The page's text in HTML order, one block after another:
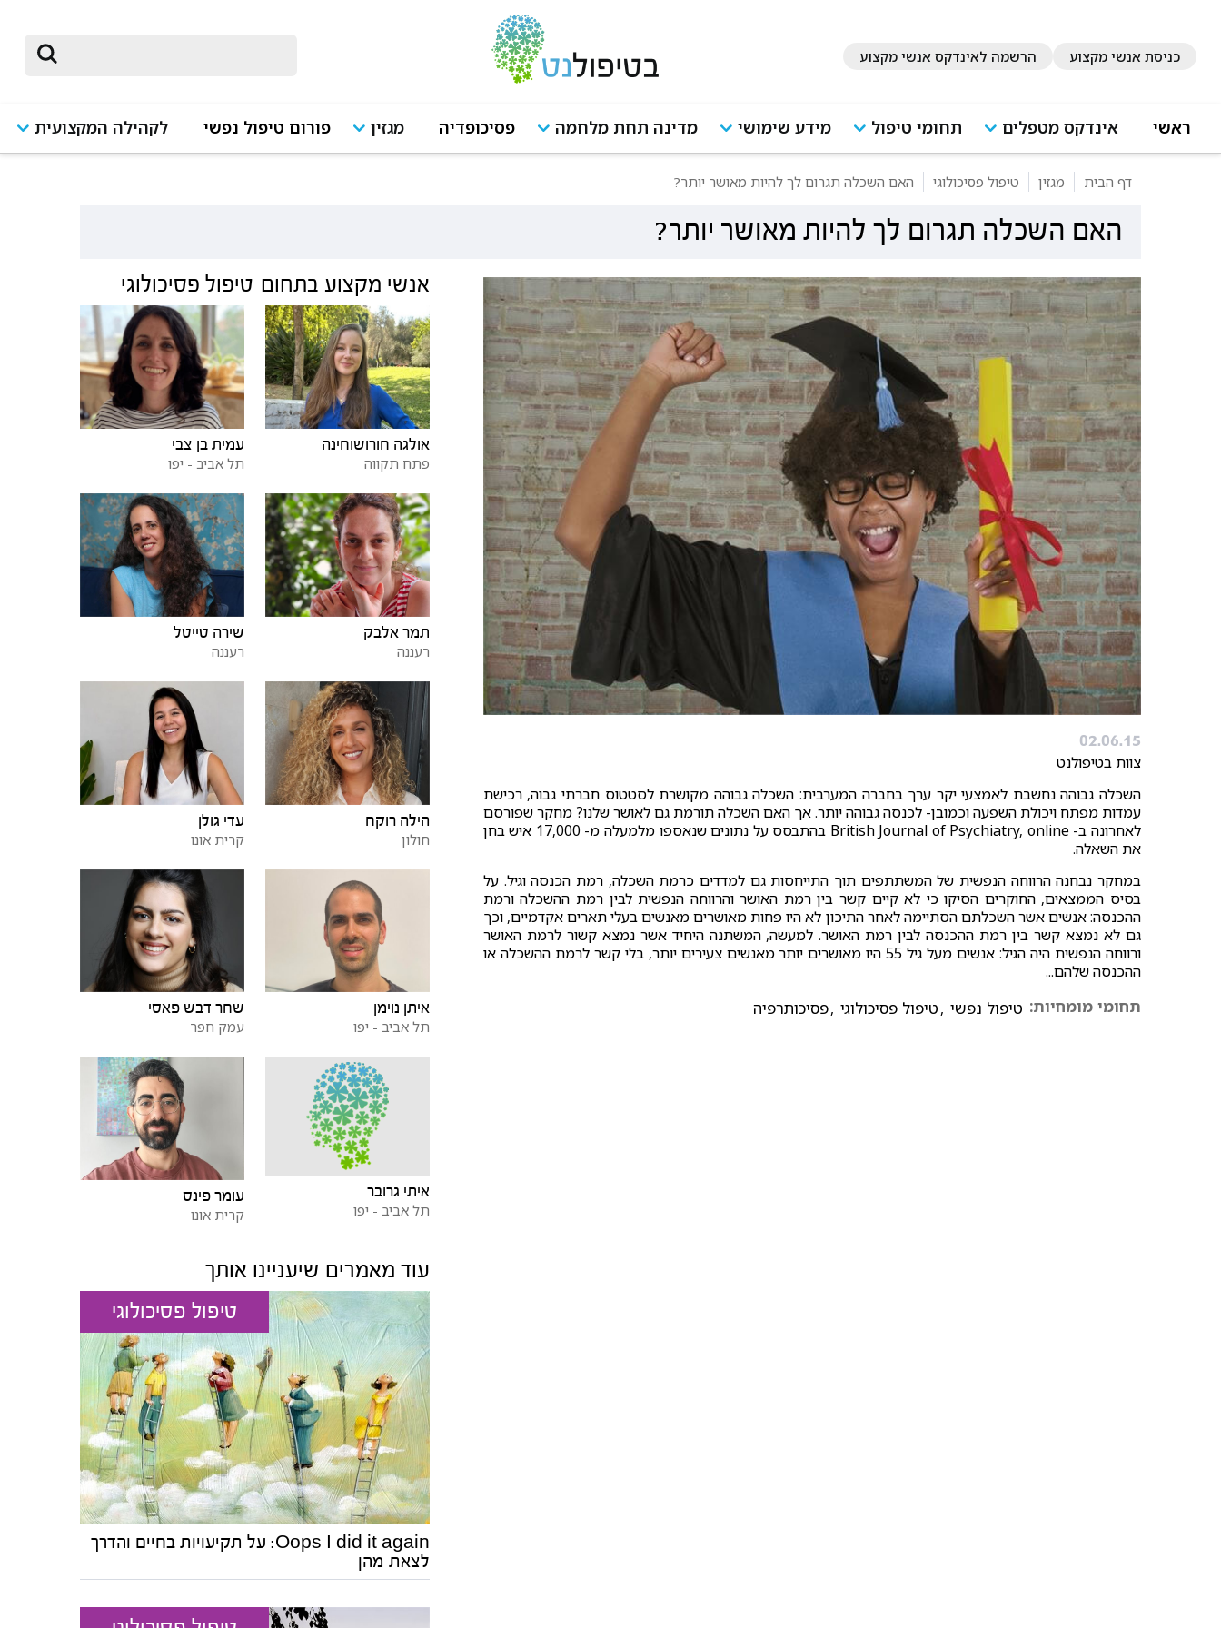
כניסת אנשי מקצוע הרשמה לאינדקס אנשי מקצוע
ראשי אינדקס מטפלים תחומי טיפול מידע שימושי מדינה תחת מלחמה פסיכופדיה מגזין פורום טיפול נפשי לקהילה המקצועית
דף הבית מגזין טיפול פסיכולוגי האם השכלה תגרום לך להיות מאושר יותר?
האם השכלה תגרום לך להיות מאושר יותר?
02.06.15
צוות בטיפולנט
השכלה גבוהה נחשבת לאמצעי יקר ערך בחברה המערבית: השכלה גבוהה מקושרת לסטטוס חברתי גבוה, רכישת
עמדות מפתח ויכולת השפעה וכמובן- לכנסה גבוהה יותר. אך האם השכלה תורמת גם לאושר שלנו? מחקר שפורסם
לאחרונה ב- British Journal of Psychiatry, online בהתבסס על נתונים שנאספו מלמעלה מ- 17,000 איש בחן
את השאלה.
במחקר נבחנה הרווחה הנפשית של המשתתפים תוך התייחסות גם למדדים כרמת השכלה, רמת הכנסה וגיל. על
בסיס הממצאים, החוקרים הסיקו כי לא קיים קשר בין רמת האושר והרווחה הנפשית לבין רמת ההשכלה ורמת
ההכנסה: אנשים אשר השכלתם הסתיימה לאחר התיכון לא היו פחות מאושרים מאנשים בעלי תארים אקדמיים, וכך
גם לא נמצא קשר בין רמת ההכנסה לבין רמת האושר. למעשה, המשתנה היחיד אשר נמצא קשור לרמת האושר
ורווחה הנפשית היה הגיל: אנשים מעל גיל 55 היו מאושרים יותר מאנשים צעירים יותר, בלי קשר לרמת ההשכלה או
ההכנסה שלהם...
תחומי מומחיות: טיפול נפשי ,טיפול פסיכולוגי ,פסיכותרפיה
אנשי מקצוע בתחום טיפול פסיכולוגי
אולגה חורושוחינה
פתח תקווה
עמית בן צבי
תל אביב - יפו
תמר אלבק
רעננה
שירה טייטל
רעננה
הילה רוקח
חולון
עדי גולן
קרית אונו
איתן נוימן
תל אביב - יפו
שחר דבש פאסי
עמק חפר
איתי גרובר
תל אביב - יפו
עומר פינס
קרית אונו
עוד מאמרים שיעניינו אותך
טיפול פסיכולוגי
Oops I did it again: על תקיעויות בחיים והדרך
לצאת מהן